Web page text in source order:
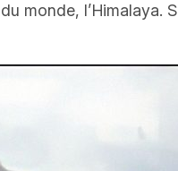
monde, l’Himalaya.